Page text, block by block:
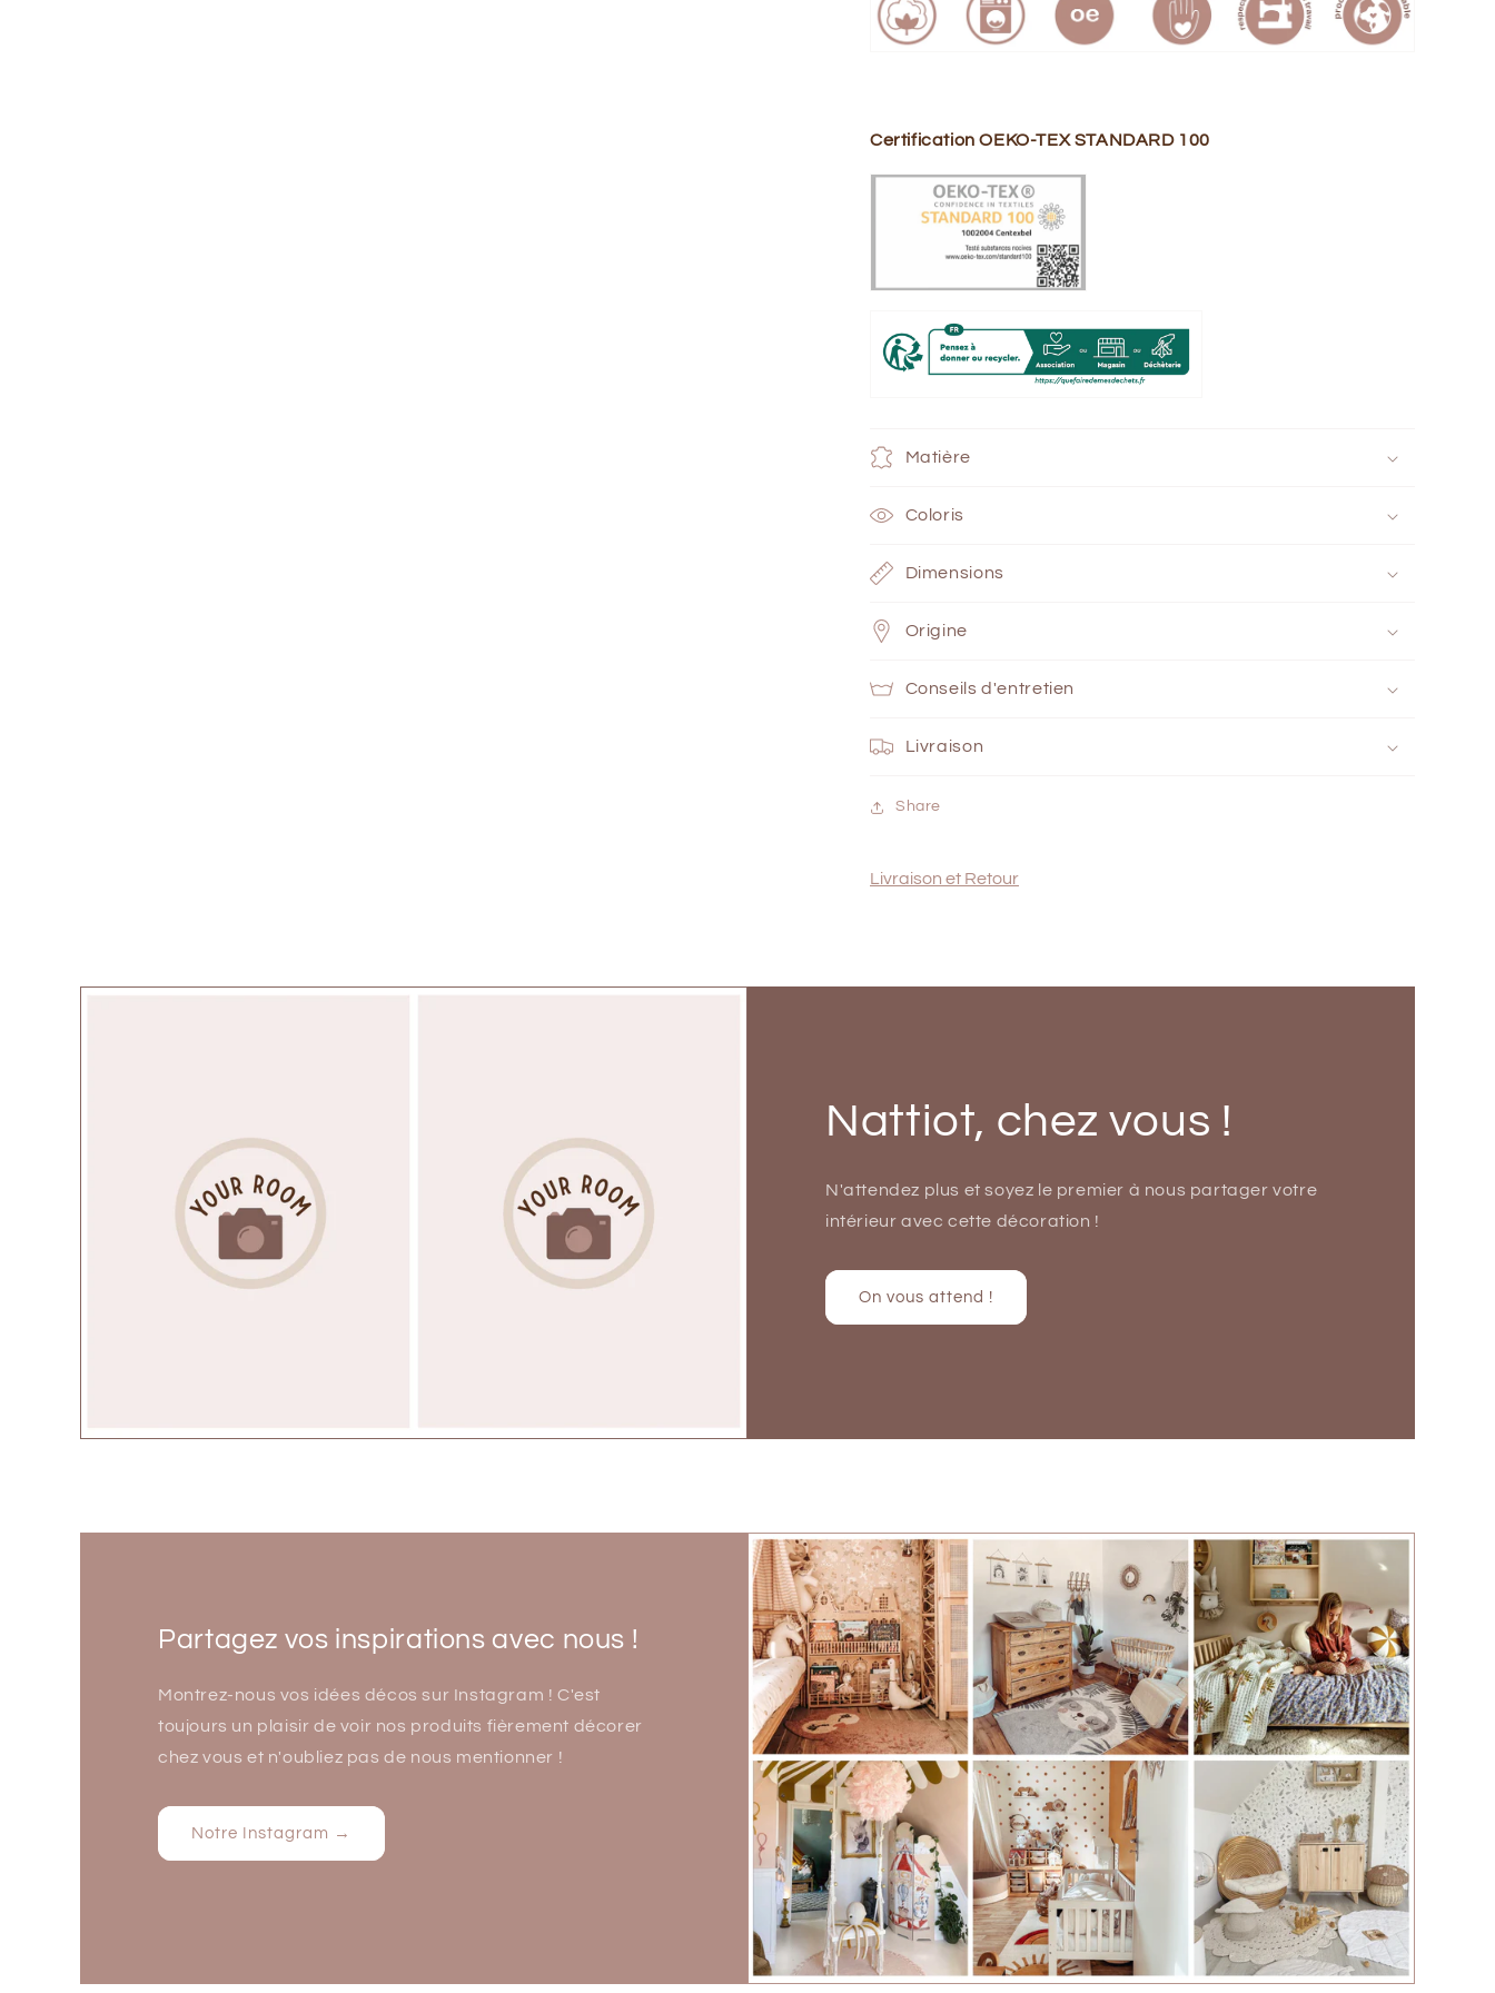
Certification OEKO-TEX STANDARD 100
Matière
Coloris
Dimensions
Origine
Conseils d'entretien
Livraison
Share
Livraison et Retour
Nattiot, chez vous !
N'attendez plus et soyez le premier à nous partager votre
intérieur avec cette décoration !
On vous attend !
Partagez vos inspirations avec nous !
Montrez-nous vos idées décos sur Instagram ! C'est
toujours un plaisir de voir nos produits fièrement décorer
chez vous et n'oubliez pas de nous mentionner !
Notre Instagram →